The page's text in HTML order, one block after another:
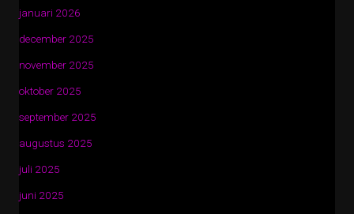
januari 2026
december 2025
november 2025
oktober 2025
september 2025
augustus 2025
juli 2025
juni 2025